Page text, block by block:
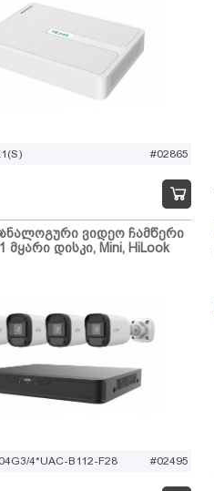
#02865
ვიდეო ჩამწერი
1 მყარი დისკი, Mini, HiLook
4*UAC-B112-F28 #02495